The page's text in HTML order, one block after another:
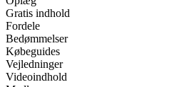
Gratis indhold
Fordele
Bedømmelser
Købeguides
Vejledninger
Videoindhold